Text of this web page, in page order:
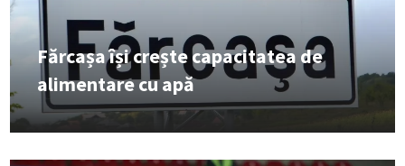
Fărcașa își crește capacitatea de
alimentare cu apă